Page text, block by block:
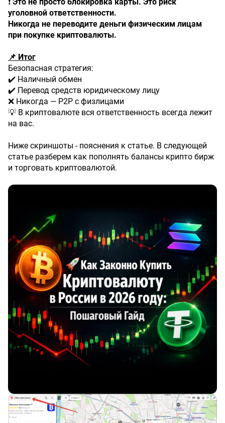
уголовной ответственности.
Никогда не переводите деньги физическим лицам
при покупке криптовалюты.
📌 Итог
Безопасная стратегия:
✔️ Наличный обмен
✔️ Перевод средств юридическому лицу
❌ Никогда — P2P с физлицами
💡 В криптовалюте вся ответственность всегда лежит
на вас.
Ниже скриншоты - пояснения к статье. В следующей
статье разберем как пополнять балансы крипто бирж
и торговать криптовалютой.